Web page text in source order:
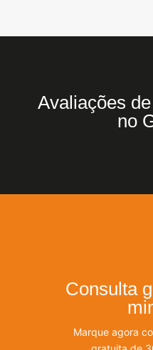
Avaliações
no
Consulta
Marque agora